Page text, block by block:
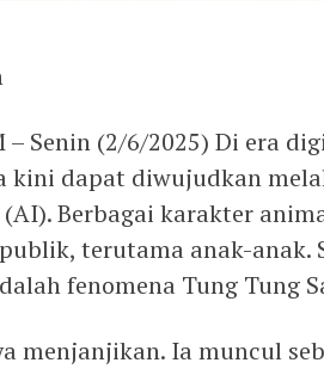
– Senin (2/6/2025) Di era
kini dapat diwujudkan
Berbagai karakter
terutama anak-anak.
fenomena Tung Tung
menjanjikan. Ia muncul